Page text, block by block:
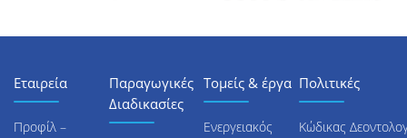
Εταιρεία
Προφίλ –
Παραγωγικές
Διαδικασίες
Τομείς & έργα
Ενεργειακός
Πολιτικές
Κώδικας